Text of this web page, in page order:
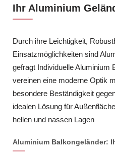
Ihr Aluminium
Durch ihre Leichtigkeit,
Einsatzmöglichkeiten sind
gefragt Individuelle Aluminium
vereinen eine moderne Optik
besondere Beständigkeit
idealen Lösung für
hellen und nassen Lagen
Aluminium Balkongeländer: